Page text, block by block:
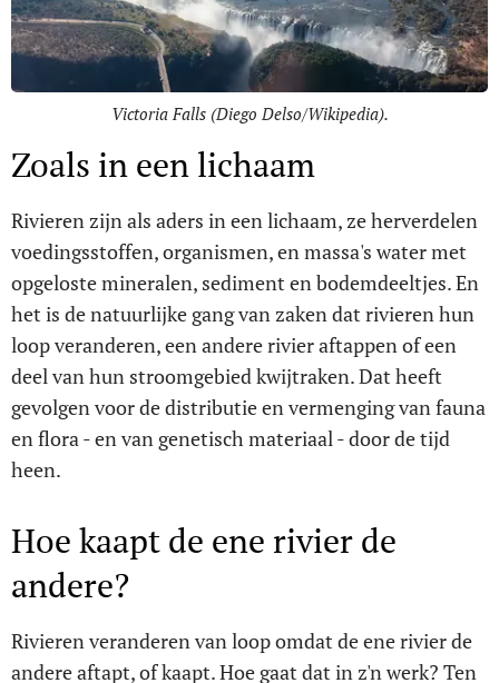
Victoria Falls (Diego Delso/Wikipedia).
Zoals in een lichaam
Rivieren zijn als aders in een lichaam, ze herverdelen
voedingsstoffen, organismen, en massa's water met
opgeloste mineralen, sediment en bodemdeeltjes. En
het is de natuurlijke gang van zaken dat rivieren hun
loop veranderen, een andere rivier aftappen of een
deel van hun stroomgebied kwijtraken. Dat heeft
gevolgen voor de distributie en vermenging van fauna
en flora - en van genetisch materiaal - door de tijd
heen.
Hoe kaapt de ene rivier de
andere?
Rivieren veranderen van loop omdat de ene rivier de
andere aftapt, of kaapt. Hoe gaat dat in z'n werk? Ten